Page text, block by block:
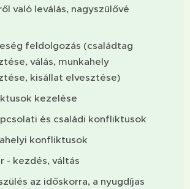
való leválás, nagyszülővé
feldolgozás (családtag
válás, munkahely
kisállat elvesztése)
kezelése
és családi konfliktusok
konfliktusok
- kezdés, váltás
az időskorra, a nyugdíjas